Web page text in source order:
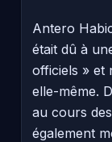
Antero
était dû à
officiels » et
elle-même.
au cours
également